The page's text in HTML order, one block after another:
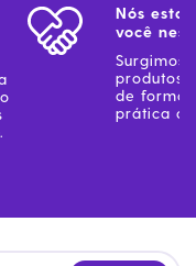
Nós
você
Surgimos
produtos
de forma
prática